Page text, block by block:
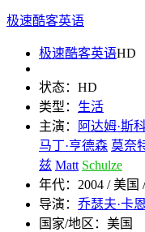
极速酷客英语
极速酷客英语HD
状态： HD
类型： 生活
主演：
阿达姆·斯
马丁·亨德森 莫奈
兹 Matt Schulze
年代： 2004 / 美国
导演： 乔瑟夫·卡恩
国家/地区： 美国